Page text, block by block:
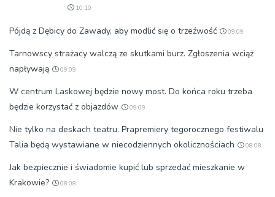
10:10
Pójdą z Dębicy do Zawady, aby modlić się o trzeźwość 09:09
Tarnowscy strażacy walczą ze skutkami burz. Zgłoszenia wciąż
napływają
09:09
W centrum Laskowej będzie nowy most. Do końca roku trzeba
będzie korzystać z objazdów
09:09
Nie tylko na deskach teatru. Prapremiery tegorocznego festiwalu
Talia będą wystawiane w niecodziennych okolicznościach
08:08
Jak bezpiecznie i świadomie kupić lub sprzedać mieszkanie w
Krakowie?
08:08